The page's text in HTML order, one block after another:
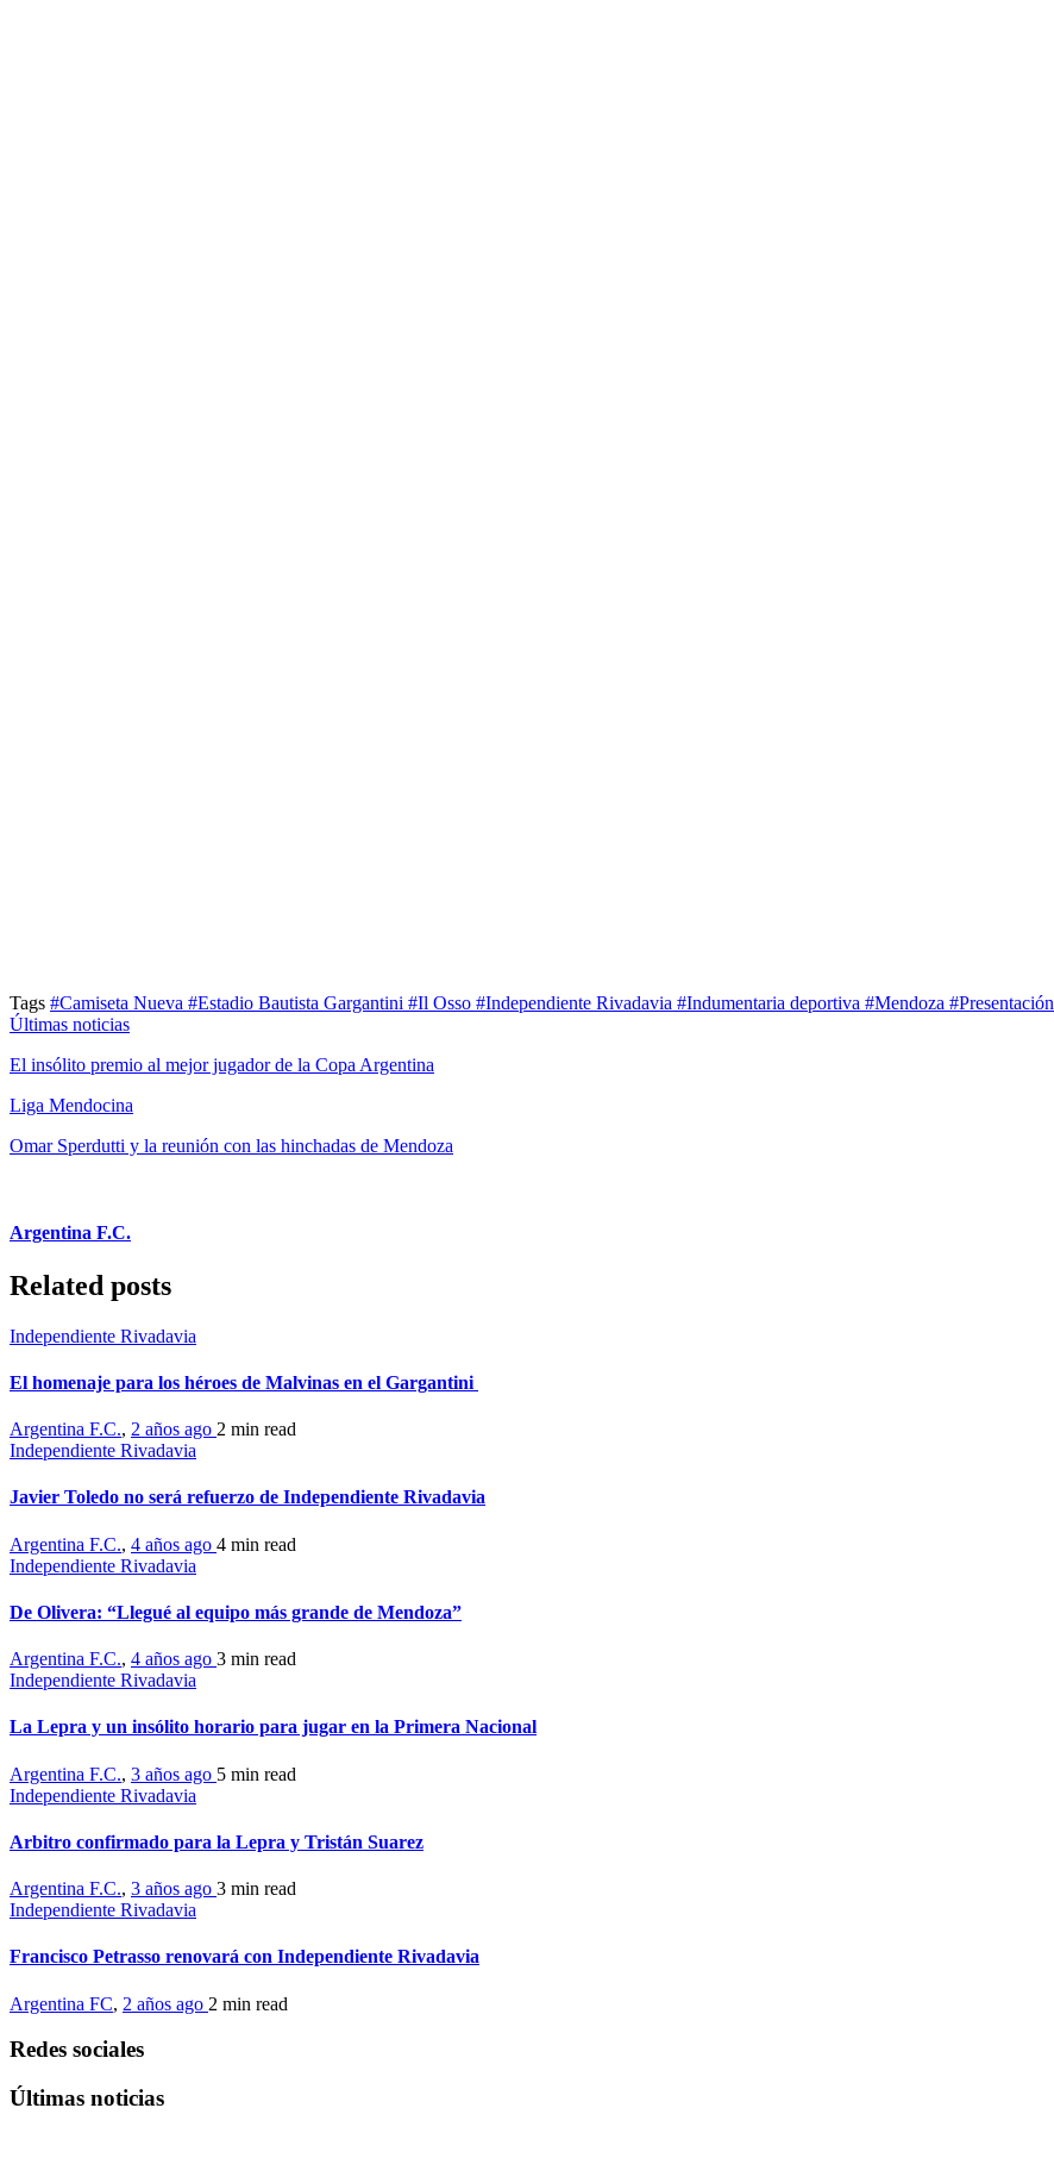
Tags #Camiseta Nueva #Estadio Bautista Gargantini #Il Osso #Independiente Rivadavia #Indumentaria deportiva #Mendoza #Presentación
Últimas noticias
El insólito premio al mejor jugador de la Copa Argentina
Liga Mendocina
Omar Sperdutti y la reunión con las hinchadas de Mendoza
Argentina F.C.
Related posts
Independiente Rivadavia
El homenaje para los héroes de Malvinas en el Gargantini
Argentina F.C., 2 años ago 2 min read
Independiente Rivadavia
Javier Toledo no será refuerzo de Independiente Rivadavia
Argentina F.C., 4 años ago 4 min read
Independiente Rivadavia
De Olivera: “Llegué al equipo más grande de Mendoza”
Argentina F.C., 4 años ago 3 min read
Independiente Rivadavia
La Lepra y un insólito horario para jugar en la Primera Nacional
Argentina F.C., 3 años ago 5 min read
Independiente Rivadavia
Arbitro confirmado para la Lepra y Tristán Suarez
Argentina F.C., 3 años ago 3 min read
Independiente Rivadavia
Francisco Petrasso renovará con Independiente Rivadavia
Argentina FC, 2 años ago 2 min read
Redes sociales
Últimas noticias